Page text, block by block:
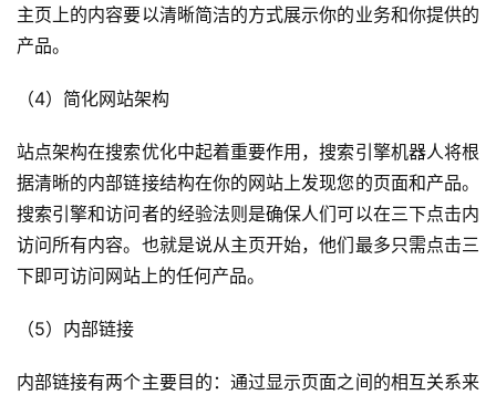
科
媒
销
跨
境
导
主页上的内容要以清晰简洁的方式展示你的业务和你提供的
产品。
（4）简化网站架构
站点架构在搜索优化中起着重要作用，搜索引擎机器人将根
据清晰的内部链接结构在你的网站上发现您的页面和产品。
搜索引擎和访问者的经验法则是确保人们可以在三下点击内
访问所有内容。也就是说从主页开始，他们最多只需点击三
下即可访问网站上的任何产品。
（5）内部链接
内部链接有两个主要目的：通过显示页面之间的相互关系来